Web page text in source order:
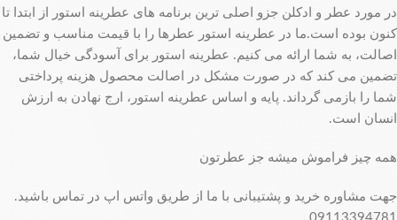
در مورد عطر و ادکلن جزو اصلی ترین برنامه های عطرینه استور از ابتدا تا
کنون بوده است.ما در عطرینه استور عطرها را با قیمت مناسب و تضمین
اصالت، به شما ارائه می کنیم. عطرینه استور برای آسودگی خیال شما،
تضمین می کند که در صورت مشکل در اصالت محصول هزینه پرداختی
شما را بازمی گرداند. پایه و اساس عطرینه استور، ارج نهادن به ارزش
انسان است.
همه چیز فراموش میشه جز عطرتون
جهت مشاوره خرید و پشتیبانی با ما از طریق واتس اپ در تماس باشید.